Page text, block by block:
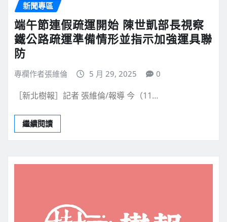
新聞專區
端午節連假疏運開始 陳世凱部長視察
鐵公路疏運準備情形並指示加強運具聯
防
專欄作者張維倫 5 月 29, 2025 0
［新北樹報］記者 張維倫/報導 今（11…
繼續閱讀